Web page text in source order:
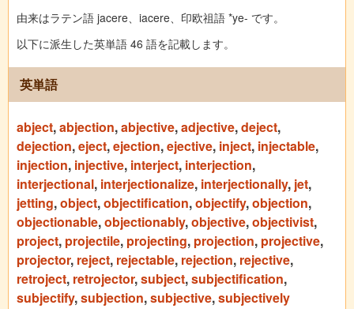
由来はラテン語 jacere、iacere、印欧祖語 *ye- です。
以下に派生した英単語 46 語を記載します。
英単語
abject,abjection,abjective,adjective,deject,
dejection,eject,ejection,ejective, inject, injectable,
injection, injective, interject, interjection,
interjectional, interjectionalize, interjectionally, jet,
jetting,object,objectification,objectify,objection,
objectionable,objectionably,objective,objectivist,
project, projectile, projecting, projection, projective,
projector, reject, rejectable, rejection, rejective,
retroject, retrojector,subject,subjectification,
subjectify,subjection,subjective,subjectively